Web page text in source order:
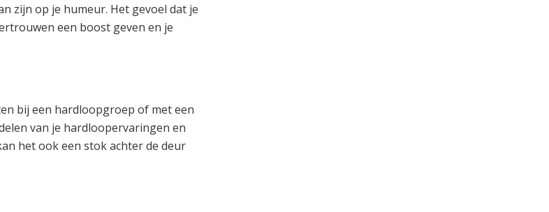
zijn op je humeur. Het gevoel dat je
een boost geven en je
bij een hardloopgroep of met een
van je hardloopervaringen en
het ook een stok achter de deur